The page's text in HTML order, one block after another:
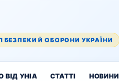
БЕЗПЕКИ Й ОБОРОНИ УКРАЇНИ
ВІД УНІА СТАТТІ НОВИНИ